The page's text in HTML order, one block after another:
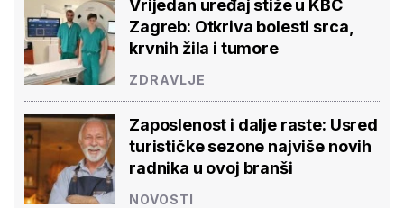
Vrijedan uređaj stiže u KBC
Zagreb: Otkriva bolesti srca,
krvnih žila i tumore
ZDRAVLJE
Zaposlenost i dalje raste: Usred
turističke sezone najviše novih
radnika u ovoj branši
NOVOSTI